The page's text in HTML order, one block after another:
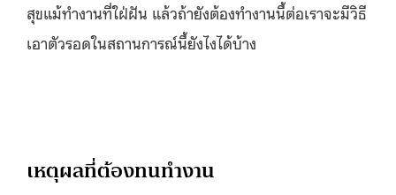
สุขแม้ทำงานที่ใฝ่ฝัน แล้วถ้ายังต้องทำงานนี้ต่อเราจะมีวิธี
เอาตัวรอดในสถานการณ์นี้ยังไงได้บ้าง
เหตุผลที่ต้องทนทำงาน